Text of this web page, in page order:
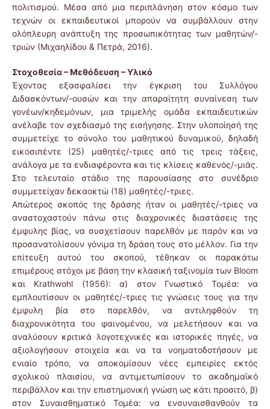
πολιτισμού. Μέσα από μια περιπλάνηση στον κόσμο των
τεχνών οι εκπαιδευτικοί μπορούν να συμβάλλουν στην
ολόπλευρη ανάπτυξη της προσωπικότητας των μαθητών/-
τριών (Μιχαηλίδου & Πετρά, 2016).
Στοχοθεσία – Μεθόδευση – Υλικό
Έχοντας εξασφαλίσει την έγκριση του Συλλόγου
Διδασκόντων/-ουσών και την απαραίτητη συναίνεση των
γονέων/κηδεμόνων, μια τριμελής ομάδα εκπαιδευτικών
ανέλαβε τον σχεδιασμό της εισήγησης. Στην υλοποίησή της
συμμετείχε το σύνολο του μαθητικού δυναμικού, δηλαδή
εικοσιπέντε (25) μαθητές/-τριες από τις τρεις τάξεις,
ανάλογα με τα ενδιαφέροντα και τις κλίσεις καθενός/-μιάς.
Στο τελευταίο στάδιο της παρουσίασης στο συνέδριο
συμμετείχαν δεκαοκτώ (18) μαθητές/-τριες.
Απώτερος σκοπός της δράσης ήταν οι μαθητές/-τριες να
αναστοχαστούν πάνω στις διαχρονικές διαστάσεις της
έμφυλης βίας, να συσχετίσουν παρελθόν με παρόν και να
προσανατολίσουν γόνιμα τη δράση τους στο μέλλον. Για την
επίτευξη αυτού του σκοπού, τέθηκαν οι παρακάτω
επιμέρους στόχοι με βάση την κλασική ταξινομία των Bloom
και Krathwohl (1956): α) στον Γνωστικό Τομέα: να
εμπλουτίσουν οι μαθητές/-τριες τις γνώσεις τους για την
έμφυλη βία στο παρελθόν, να αντιληφθούν τη
διαχρονικότητα του φαινομένου, να μελετήσουν και να
αναλύσουν κριτικά λογοτεχνικές και ιστορικές πηγές, να
αξιολογήσουν στοιχεία και να τα νοηματοδοτήσουν με
ενιαίο τρόπο, να αποκομίσουν νέες εμπειρίες εκτός
σχολικού πλαισίου, να αντιμετωπίσουν το ακαδημαϊκό
περιβάλλον και την επιστημονική γνώση ως κάτι προσιτό, β)
στον Συναισθηματικό Τομέα: να ενσυναισθανθούν τα